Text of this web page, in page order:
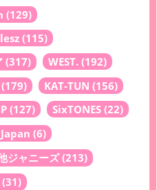
(129)
(115)
(317) WEST. (192)
(179) KAT-TUN (156)
(127) SixTONES (22)
(6)
ジャニーズ(213)
(31)